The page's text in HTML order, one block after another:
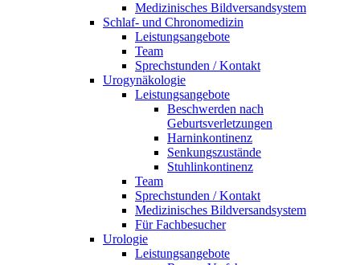
Medizinisches Bildversandsystem
Schlaf- und Chronomedizin
Leistungsangebote
Team
Sprechstunden / Kontakt
Urogynäkologie
Leistungsangebote
Beschwerden nach
Geburtsverletzungen
Harninkontinenz
Senkungszustände
Stuhlinkontinenz
Team
Sprechstunden / Kontakt
Medizinisches Bildversandsystem
Für Fachbesucher
Urologie
Leistungsangebote